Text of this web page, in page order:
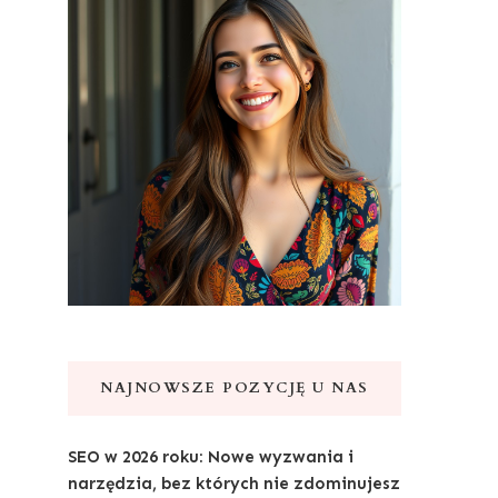
NAJNOWSZE POZYCJĘ U NAS
SEO w 2026 roku: Nowe wyzwania i
narzędzia, bez których nie zdominujesz